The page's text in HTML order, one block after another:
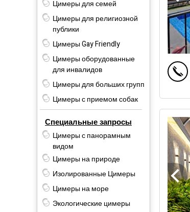
Цимеры для семей
Цимеры для религиозной
публики
Цимеры Gay Friendly
Цимеры оборудованные
для инвалидов
Цимеры для больших групп
Цимеры с приемом собак
Специальные запросы
Цимеры с панорамным
видом
Цимеры на природе
Изолированные Цимеры
Цимеры на море
Экологические цимеры